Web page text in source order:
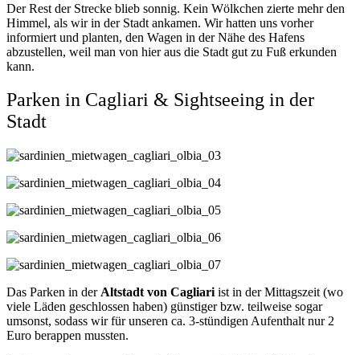
Der Rest der Strecke blieb sonnig. Kein Wölkchen zierte mehr den
Himmel, als wir in der Stadt ankamen. Wir hatten uns vorher
informiert und planten, den Wagen in der Nähe des Hafens
abzustellen, weil man von hier aus die Stadt gut zu Fuß erkunden
kann.
Parken in Cagliari & Sightseeing in der
Stadt
Das Parken in der Altstadt von Cagliari ist in der Mittagszeit (wo
viele Läden geschlossen haben) günstiger bzw. teilweise sogar
umsonst, sodass wir für unseren ca. 3-stündigen Aufenthalt nur 2
Euro berappen mussten.